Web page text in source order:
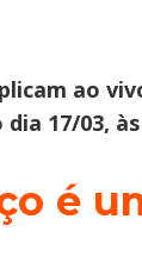
ao
17/03,
é